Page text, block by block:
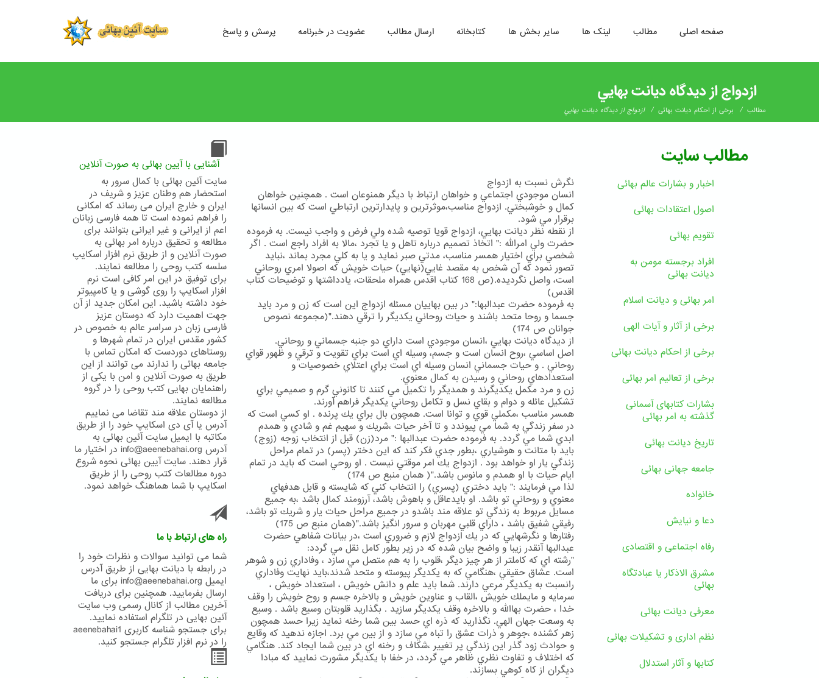
رفتن
پرسش و پاسخ عضویت در خبرنامه ارسال مطالب کتابخانه سایر بخش ها لینک ها مطالب صفحه اصلی
ازدواج از ديدگاه ديانت بهايي
مطالب / برخی از احکام دیانت بهائی / ازدواج از ديدگاه ديانت بهايي
نگرش نسبت به ازدواج
انسان موجودي اجتماعي و خواهان ارتباط با ديگر همنوعان است . همچنين خواهان
كمال و خوشبختي. ازدواج مناسب،موثرترين و پايدارترين ارتباطي است كه بين انسانها
برقرار مي شود.
از نقطه نظر ديانت بهايي، ازدواج قويا توصيه شده ولي فرض و واجب نيست. به فرموده
حضرت ولي امرالله :" اتخاذ تصميم درباره تاهل و يا تجرد ،مالا به افراد راجع است . اگر
شخصي براي اختيار همسر مناسب، مدتي صبر نمايد و يا به كلي مجرد بماند ،نبايد
تصور نمود كه آن شخص به مقصد غايي(نهايي) حيات خويش كه اصولا امري روحاني
است، واصل نگرديده.(ص 168 كتاب اقدس همراه ملحقات، يادداشتها و توضيحات كتاب
اقدس)
به فرموده حضرت عبدالبها:" در بين بهاييان مسئله ازدواج اين است كه زن و مرد بايد
جسما و روحا متحد باشند و حيات روحاني يكديگر را ترقي دهند."(مجموعه نصوص
جوانان ص 174)
از ديدگاه ديانت بهايي ،انسان موجودي است داراي دو جنبه جسماني و روحاني.
اصل اساسي ،روح انسان است و جسم، وسيله اي است براي تقويت و ترقي و ظهور قواي
روحاني . و حيات جسماني انسان وسيله اي است براي اعتلاي خصوصيات و
استعدادهاي روحاني و رسيدن به كمال معنوي.
زن و مرد مكمل يكديگرند و همديگر را تكميل مي كنند تا كانوني گرم و صميمي براي
تشكيل عائله و دوام و بقاي نسل و تكامل روحاني يكديگر فراهم آورند.
همسر مناسب ،مكملي قوي و توانا است. همچون بال براي يك پرنده . او كسي است كه
در سفر زندگي به شما مي پيوندد و تا آخر حيات ،شريك و سهيم غم و شادي و همدم
ابدي شما مي گردد. به فرموده حضرت عبدالبها :" مرد(زن) قبل از انتخاب زوجه (زوج)
بايد با متانت و هوشياري ،بطور جدي فكر كند كه اين دختر (پسر) در تمام مراحل
زندگي يار او خواهد بود . ازدواج يك امر موقتي نيست . او روحي است كه بايد در تمام
ايام حيات با او همدم و مانوس باشد."( همان منبع ص 174)
لذا مي فرمايند :" بايد دختري (پسري) را انتخاب كني كه شايسته و قابل هدفهاي
معنوي و روحاني تو باشد. او بايدعاقل و باهوش باشد، آرزومند كمال باشد ،به جميع
مسايل مربوط به زندگي تو علاقه مند باشدو در جميع مراحل حيات يار و شريك تو باشد،
رفيقي شفيق باشد ، داراي قلبي مهربان و سرور انگيز باشد."(همان منبع ص 175)
رفتارها و نگرشهايي كه در يك ازدواج لازم و ضروري است ،در بيانات شفاهي حضرت
عبدالبها آنقدر زيبا و واضح بيان شده كه در زير بطور كامل نقل مي گردد:
"رشته اي كه كاملتر از هر چيز ديگر ،قلوب را به هم متصل مي سازد ، وفاداري زن و شوهر
است. عشاق حقيقي ،هنگامي كه به يكديگر پيوسته و متحد شدند،بايد نهايت وفاداري
رانسبت به يكديگر مرعي دارند. شما بايد علم و دانش خويش ، استعداد خويش ،
سرمايه و مايملك خويش ،القاب و عناوين خويش و بالاخره جسم و روح خويش را وقف
خدا ، حضرت بهاالله و بالاخره وقف يكديگر سازيد . بگذاريد قلوبتان وسيع باشد . وسيع
به وسعت جهان الهي. نگذاريد كه ذره اي حسد بين شما رخنه نمايد زيرا حسد همچون
زهر كشنده ،جوهر و ذرات عشق را تباه مي سازد و از بين مي برد. اجازه ندهيد كه وقايع
و حوادث زود گذر اين زندگي پر تغيير ،شكاف و رخنه اي در بين شما ايجاد كند. هنگامي
كه اختلاف و تفاوت نظري ظاهر مي گردد، در خفا با يكديگر مشورت نماييد كه مبادا
ديگران از كاه كوهي بسازند.
آشنایی با آیین بهائی به صورت آنلاین
سایت آئین بهائی با کمال سرور به
استحضار هم وطنان عزیز و شریف در
ایران و خارج ایران می رساند که امکانی
را فراهم نموده است تا همه فارسی زبانان
اعم از ایرانی و غیر ایرانی بتوانند برای
مطالعه و تحقیق درباره امر بهائی به
صورت آنلاین و از طریق نرم افزار اسکایپ
سلسه کتب روحی را مطالعه نمایند.
برای توفیق در این امر کافی است نرم
افزار اسکایپ را روی گوشی و یا کامپیوتر
خود داشته باشید. این امکان جدید از آن
جهت اهمیت دارد که دوستان عزیز
فارسی زبان در سراسر عالم به خصوص در
کشور مقدس ایران در تمام شهرها و
روستاهای دوردست که امکان تماس با
جامعه بهائی را ندارند می توانند از این
طریق به صورت آنلاین و امن با یکی از
راهنمایان بهایی کتب روحی را در گروه
مطالعه نمایند.
از دوستان علاقه مند تقاضا می نماییم
آدرس یا آی دی اسکایپ خود را از طریق
مکاتبه با ایمیل سایت آئین بهائی به
آدرس info@aeenebahai.org در اختیار ما
قرار دهند. سایت آیین بهائی نحوه شروع
دوره مطالعات کتب روحی را از طریق
اسکایپ با شما هماهنگ خواهد نمود.
راه های ارتباط با ما
شما می توانید سوالات و نظرات خود را
در رابطه با دیانت بهایی از طریق آدرس
ایمیل info@aeenebahai.org برای ما
ارسال بفرمایید. همچنین برای دریافت
آخرین مطالب از کانال رسمی وب سایت
آئین بهایی در تلگرام استفاده نمایید.
برای جستجو شناسه کاربری aeenebahai1
را در نرم افزار تلگرام جستجو کنید.
مطالب سایت
اخبار و بشارات عالم بهائى
اصول اعتقادات بهائی
تقویم بهائی
افراد برجسته مومن به
دیانت بهائی
امر بهائی و دیانت اسلام
برخی از آثار و آیات الهی
برخی از احکام دیانت بهائی
برخی از تعالیم امر بهائی
بشارات کتابهای آسمانی
گذشته به امر بهائی
تاریخ دیانت بهائی
جامعه جهانی بهائی
خانواده
دعا و نیایش
رفاه اجتماعی و اقتصادی
مشرق الاذکار یا عبادتگاه
بهائی
معرفی دیانت بهائی
نظم اداری و تشکیلات بهائی
کتابها و آثار استدلال